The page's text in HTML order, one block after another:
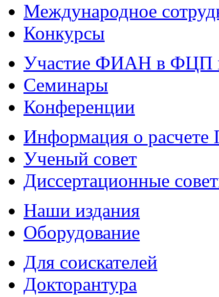
Международное
Конкурсы
Участие ФИАН в ФЦП
Семинары
Конференции
Информация о
Ученый совет
Диссертационные
Наши издания
Оборудование
Для соискателей
Докторантура